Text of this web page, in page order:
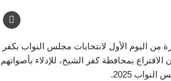
من اليوم الأول لانتخابات مجلس النواب بكفر
بمحافظة كفر الشيخ، للإدلاء
2025.